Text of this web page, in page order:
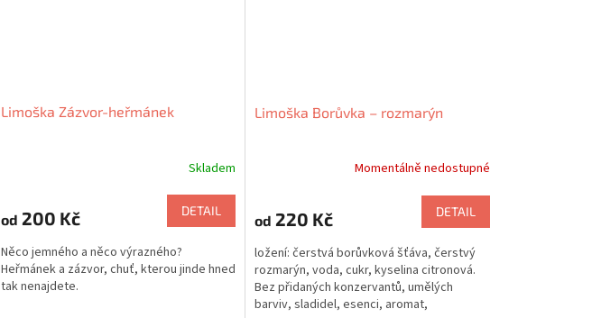
Limoška Zázvor-heřmánek
je
z
5
hvězdiček.
Skladem
od 200 Kč DETAIL
Něco jemného a něco výrazného?
Heřmánek a zázvor, chuť, kterou jinde hned
tak nenajdete.
Limoška Borůvka – rozmarýn
Momentálně nedostupné
od 220 Kč DETAIL
ložení: čerstvá borůvková šťáva, čerstvý
rozmarýn, voda, cukr, kyselina citronová.
Bez přidaných konzervantů, umělých
barviv, sladidel, esenci, aromat,